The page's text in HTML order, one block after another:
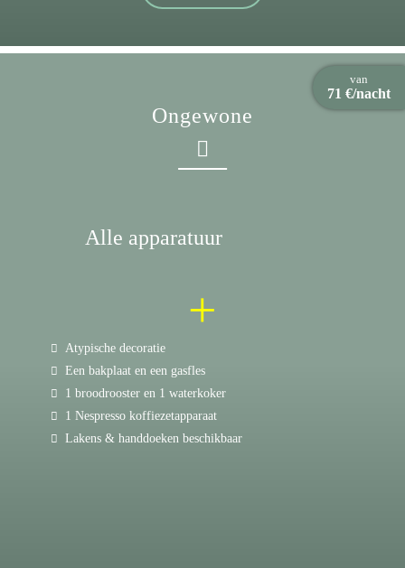
Ongewone
Alle apparatuur
+
Atypische decoratie
Een bakplaat en een gasfles
1 broodrooster en 1 waterkoker
1 Nespresso koffiezetapparaat
Lakens & handdoeken beschikbaar
van
71 €/nacht